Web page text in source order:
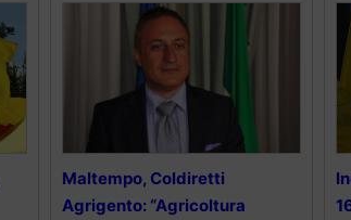
Maltempo, Coldiretti
Agrigento: “Agricoltura